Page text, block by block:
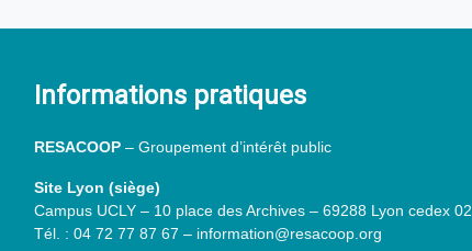
Informations pratiques
RESACOOP – Groupement d’intérêt public
Site Lyon (siège)
Campus UCLY – 10 place des Archives – 69288 Lyon cedex 02
Tél. : 04 72 77 87 67 – information@resacoop.org